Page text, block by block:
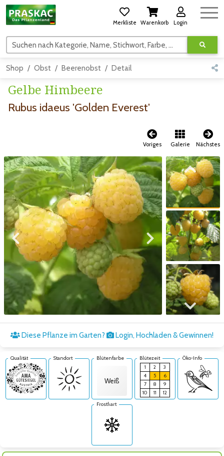
Merkliste Warenkorb Login
Suchen nach Kategorie, Name, Stichwort, Farbe, usw.
Shop Obst Beerenobst Detail
Gelbe Himbeere
Rubus idaeus 'Golden Everest'
Voriges Galerie Nächstes
Zum vorigen Bild Zum nächsten Bild
Zum vorigen Bild
Zum nächsten Bild
Diese Pflanze im Garten? Login, Hochladen & Gewinnen!
Qualität Standort Blütenfarbe
Weiß
Blütezeit
1
2
3
4
5
6
7
8
9
10
11 12
Öko-Info
Frosthart